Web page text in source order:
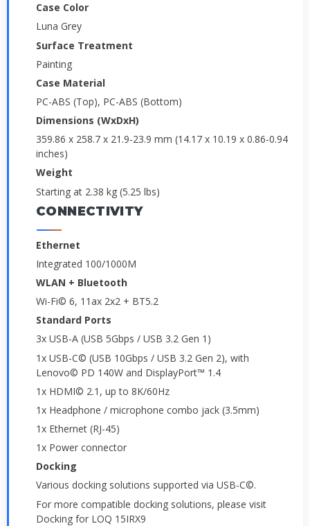
Case Color
Luna Grey
Surface Treatment
Painting
Case Material
PC-ABS (Top), PC-ABS (Bottom)
Dimensions (WxDxH)
359.86 x 258.7 x 21.9-23.9 mm (14.17 x 10.19 x 0.86-0.94
inches)
Weight
Starting at 2.38 kg (5.25 lbs)
CONNECTIVITY
Ethernet
Integrated 100/1000M
WLAN + Bluetooth
Wi-Fi© 6, 11ax 2x2 + BT5.2
Standard Ports
3x USB-A (USB 5Gbps / USB 3.2 Gen 1)
1x USB-C© (USB 10Gbps / USB 3.2 Gen 2), with
Lenovo© PD 140W and DisplayPort™ 1.4
1x HDMI© 2.1, up to 8K/60Hz
1x Headphone / microphone combo jack (3.5mm)
1x Ethernet (RJ-45)
1x Power connector
Docking
Various docking solutions supported via USB-C©.
For more compatible docking solutions, please visit
Docking for LOQ 15IRX9